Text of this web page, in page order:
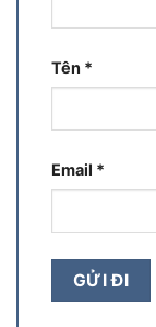
Tên *
Email *